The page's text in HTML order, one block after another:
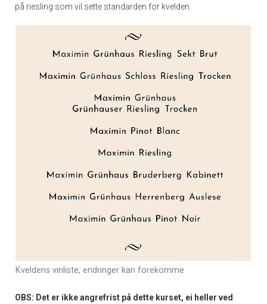
på riesling som vil sette standarden for kvelden.
Kveldens vinliste, endringer kan forekomme
OBS: Det er ikke angrefrist på dette kurset, ei heller ved